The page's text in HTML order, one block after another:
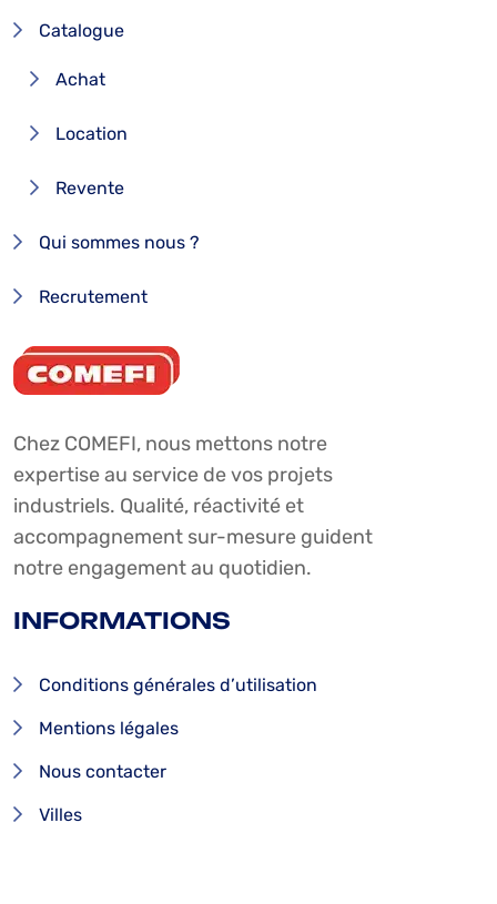
Catalogue
Achat
Location
Revente
Qui sommes nous ?
Recrutement
Chez COMEFI, nous mettons notre
expertise au service de vos projets
industriels. Qualité, réactivité et
accompagnement sur-mesure guident
notre engagement au quotidien.
INFORMATIONS
Conditions générales d’utilisation
Mentions légales
Nous contacter
Villes